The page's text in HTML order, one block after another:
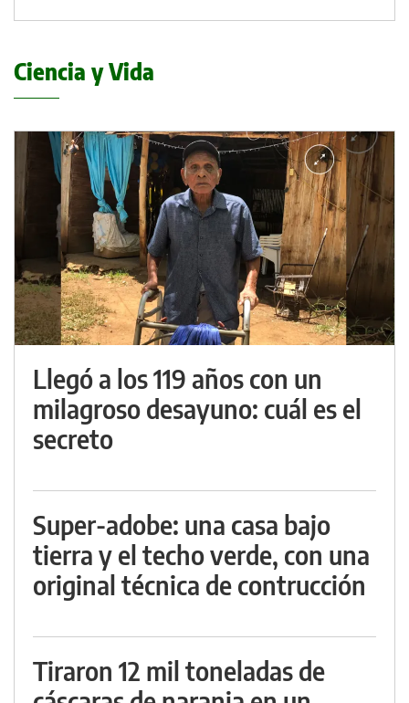
Ciencia y Vida
Llegó a los 119 años con un
milagroso desayuno: cuál es el
secreto
Super-adobe: una casa bajo
tierra y el techo verde, con una
original técnica de contrucción
Tiraron 12 mil toneladas de